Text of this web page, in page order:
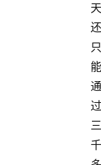
天
还
只
能
通
过
三
千